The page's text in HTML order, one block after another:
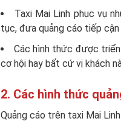
Taxi Mai Linh phục vụ
tục, đưa quảng cáo tiếp cận
Các hình thức được
cơ hội hay bất cứ vị khách
2. Các hình thức
Quảng cáo trên taxi Mai